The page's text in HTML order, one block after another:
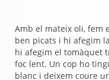
Amb el mateix oli, fem
ben picats i hi afegim
hi afegim el tomàquet
foc lent. Un cop ho
blanc i deixem coure